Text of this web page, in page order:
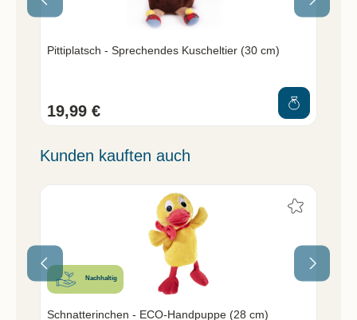
Pittiplatsch - Sprechendes Kuscheltier (30 cm)
19,99 €
Kunden kauften auch
Nachhaltig
Schnatterinchen - ECO-Handpuppe (28 cm)